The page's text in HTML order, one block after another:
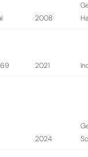
2008
2021
2024